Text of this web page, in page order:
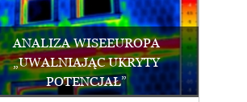
ANALIZA WISEEUROPA
„UWALNIAJĄC UKRYTY
POTENCJAŁ”